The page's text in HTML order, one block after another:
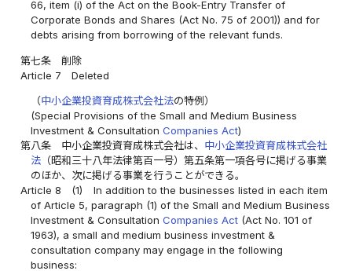
66, item (i) of the Act on the Book-Entry Transfer of
Corporate Bonds and Shares (Act No. 75 of 2001)) and for
debts arising from borrowing of the relevant funds.
第七条
削除
Article 7
Deleted
（中小企業投資育成株式会社法の特例）
(Special Provisions of the Small and Medium Business
Investment & ConsultationCompanies Act)
第八条
中小企業投資育成株式会社は、 中小企業投資育成株式会社
法 （昭和三十八年法律第百一号）第五条第一項各号に掲げる事業
のほか、次に掲げる事業を行うことができる。
Article 8
(1)
In addition to the businesses listed in each item
of Article 5, paragraph (1) of the Small and Medium Business
Investment & ConsultationCompanies Act (Act No. 101 of
1963), a small and medium business investment &
consultation company may engage in the following
business: